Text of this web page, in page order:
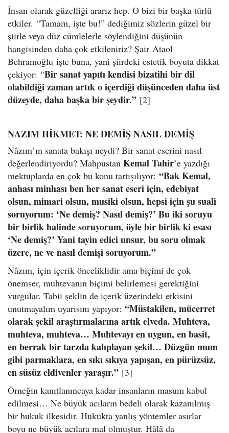
İnsan olarak güzelliği ararız hep. O bizi bir başka türlü
etkiler. “Tamam, işte bu!” dediğimiz sözlerin güzel bir
şiirle veya düz cümlelerle söylendiğini düşünün
hangisinden daha çok etkileniriz? Şair Ataol
Behramoğlu işte buna, yani şiirdeki estetik boyuta dikkat
çekiyor: “Bir sanat yapıtı kendisi bizatihi bir dil
olabildiği zaman artık o içerdiği düşünceden daha üst
düzeyde, daha başka bir şeydir.” [2]
NAZIM HİKMET: NE DEMİŞ NASIL DEMİŞ
Nâzım’ın sanata bakışı neydi? Bir sanat eserini nasıl
değerlendiriyordu? Mahpustan Kemal Tahir’e yazdığı
mektuplarda en çok bu konu tartışılıyor: “Bak Kemal,
anhası minhası ben her sanat eseri için, edebiyat
olsun, mimari olsun, musiki olsun, hepsi için şu suali
soruyorum: ‘Ne demiş? Nasıl demiş?’ Bu iki soruyu
bir birlik halinde soruyorum, öyle bir birlik ki esası
‘Ne demiş?’ Yani tayin edici unsur, bu soru olmak
üzere, ne ve nasıl demişi soruyorum.”
Nâzım, için içerik önceliklidir ama biçimi de çok
önemser, muhtevanın biçimi belirlemesi gerektiğini
vurgular. Tabii şeklin de içerik üzerindeki etkisini
unutmayalım uyarısını yapıyor: “Müstakilen, mücerret
olarak şekil araştırmalarına artık elveda. Muhteva,
muhteva, muhteva… Muhtevayı en uygun, en basit,
en berrak bir tarzda kalıplayan şekil… Düzgün mum
gibi parmaklara, en sıkı sıkıya yapışan, en pürüzsüz,
en süsüz eldivenler yaraşır.” [3]
Örneğin kanıtlanıncaya kadar insanların masum kabul
edilmesi… Ne büyük acıların bedeli olarak kazanılmış
bir hukuk ilkesidir. Hukukta yanlış yöntemler asırlar
boyu ne büyük acılara mal olmuştur. Hâlâ da